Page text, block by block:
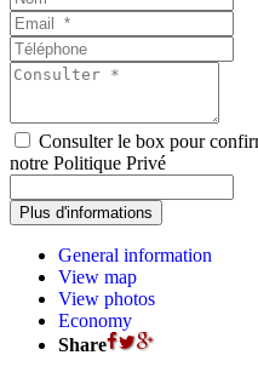
Consulter le box pour
notre Politique Privé
General information
View map
View photos
Economy
Share